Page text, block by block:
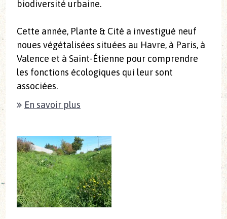
biodiversité urbaine.
Cette année, Plante & Cité a investigué neuf
noues végétalisées situées au Havre, à Paris, à
Valence et à Saint-Étienne pour comprendre
les fonctions écologiques qui leur sont
associées.
En savoir plus